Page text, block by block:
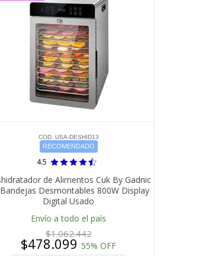
COD. USA-DESHID13
RECOMENDADO
4.5
de Alimentos Cuk By Gadnic
Desmontables 800W Display
Digital Usado
Envío a todo el país
$1.062.442
$478.09955% OFF